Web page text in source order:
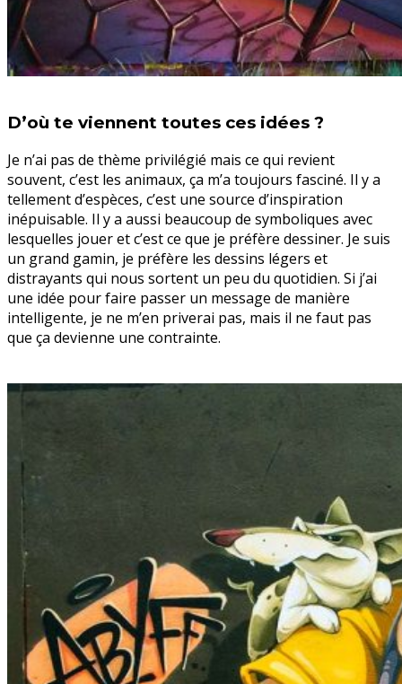
D’où te viennent toutes ces idées ?
Je n’ai pas de thème privilégié mais ce qui revient
souvent, c’est les animaux, ça m’a toujours fasciné. Il y a
tellement d’espèces, c’est une source d’inspiration
inépuisable. Il y a aussi beaucoup de symboliques avec
lesquelles jouer et c’est ce que je préfère dessiner. Je suis
un grand gamin, je préfère les dessins légers et
distrayants qui nous sortent un peu du quotidien. Si j’ai
une idée pour faire passer un message de manière
intelligente, je ne m’en priverai pas, mais il ne faut pas
que ça devienne une contrainte.